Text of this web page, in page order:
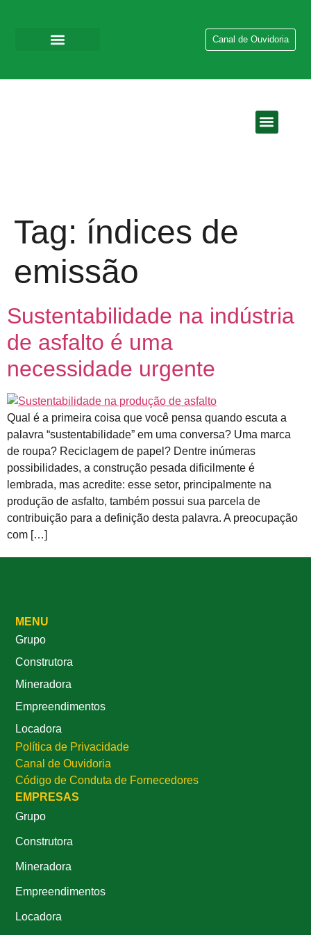
Canal de Ouvidoria
Tag: índices de
emissão
Sustentabilidade na indústria
de asfalto é uma
necessidade urgente
Qual é a primeira coisa que você pensa quando escuta a
palavra “sustentabilidade” em uma conversa? Uma marca
de roupa? Reciclagem de papel? Dentre inúmeras
possibilidades, a construção pesada dificilmente é
lembrada, mas acredite: esse setor, principalmente na
produção de asfalto, também possui sua parcela de
contribuição para a definição desta palavra. A preocupação
com […]
MENU
Grupo
Construtora
Mineradora
Empreendimentos
Locadora
Política de Privacidade
Canal de Ouvidoria
Código de Conduta de Fornecedores
EMPRESAS
Grupo
Construtora
Mineradora
Empreendimentos
Locadora